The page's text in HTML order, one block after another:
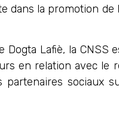
la promotion
Lafiè, la
en relation avec le
sociaux